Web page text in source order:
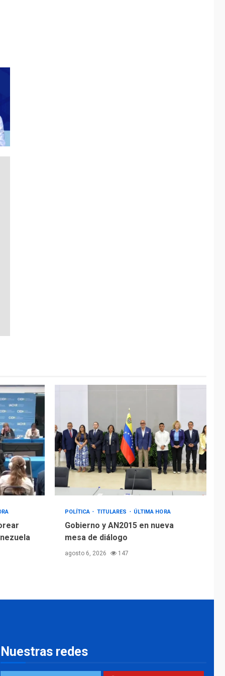
POLÍTICA TITULARES ÚLTIMA HORA
Gobierno y AN2015 en nueva
mesa de diálogo
agosto 6, 2026 147
Nuestras redes